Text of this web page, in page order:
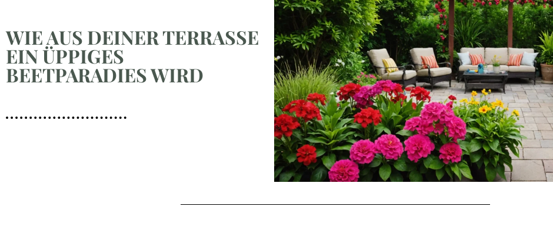
WIE AUS DEINER TERRASSE
EIN ÜPPIGES
BEETPARADIES WIRD